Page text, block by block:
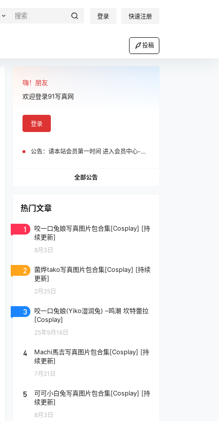
登录 快速注册
投稿
嗨！朋友
欢迎登录91写真网
登录
公告： 请本站会员第一时间 进入会员中心-我的设置中为您的账号绑定邮箱!
全部公告
热门文章
1
咬一口兔娘写真图片包合集[Cosplay] [持
续更新]
8月3日
2
菌烨tako写真图片包合集[Cosplay] [持续
更新]
2月25日
3
咬一口兔娘(Yiko湿润兔) –鸣潮 坎特蕾拉
[Cosplay]
25年9月16日
4
Machi馬吉写真图片包合集[Cosplay] [持
续更新]
7月21日
5
可可小白兔写真图片包合集[Cosplay] [持
续更新]
8月3日